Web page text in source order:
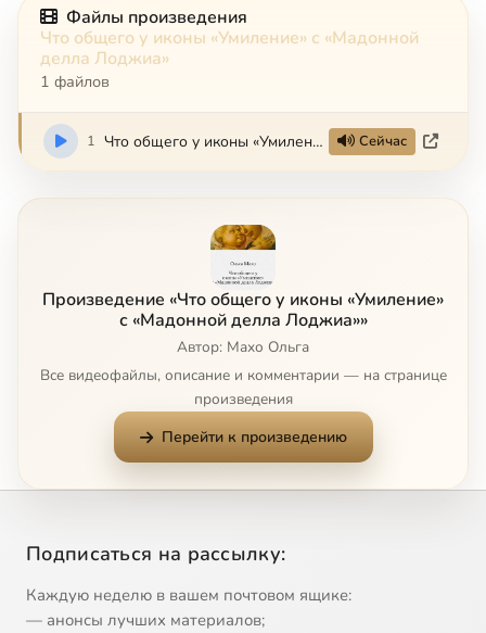
Файлы произведения
Что общего у иконы «Умиление» с «Мадонной
делла Лоджиа»
1 файлов
1 Что общего у иконы «Умиление» с «Мадонной делла Лоджиа» Сейчас
Произведение «Что общего у иконы «Умиление»
с «Мадонной делла Лоджиа»»
Автор: Махо Ольга
Все видеофайлы, описание и комментарии — на странице
произведения
Перейти к произведению
Подписаться на рассылку:
Каждую неделю в вашем почтовом ящике:
— анонсы лучших материалов;